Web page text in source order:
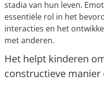
stadia van hun leven.
essentiële rol in het
interacties en het
met anderen.
Het helpt kinderen
constructieve manier